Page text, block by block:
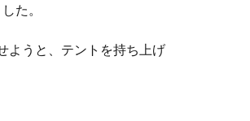
た。
ようと、テントを持ち上げ